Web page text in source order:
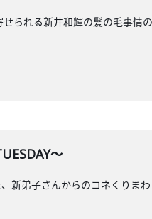
られる新井和輝の髪の毛事情
～
弟子さんからのコネくりま